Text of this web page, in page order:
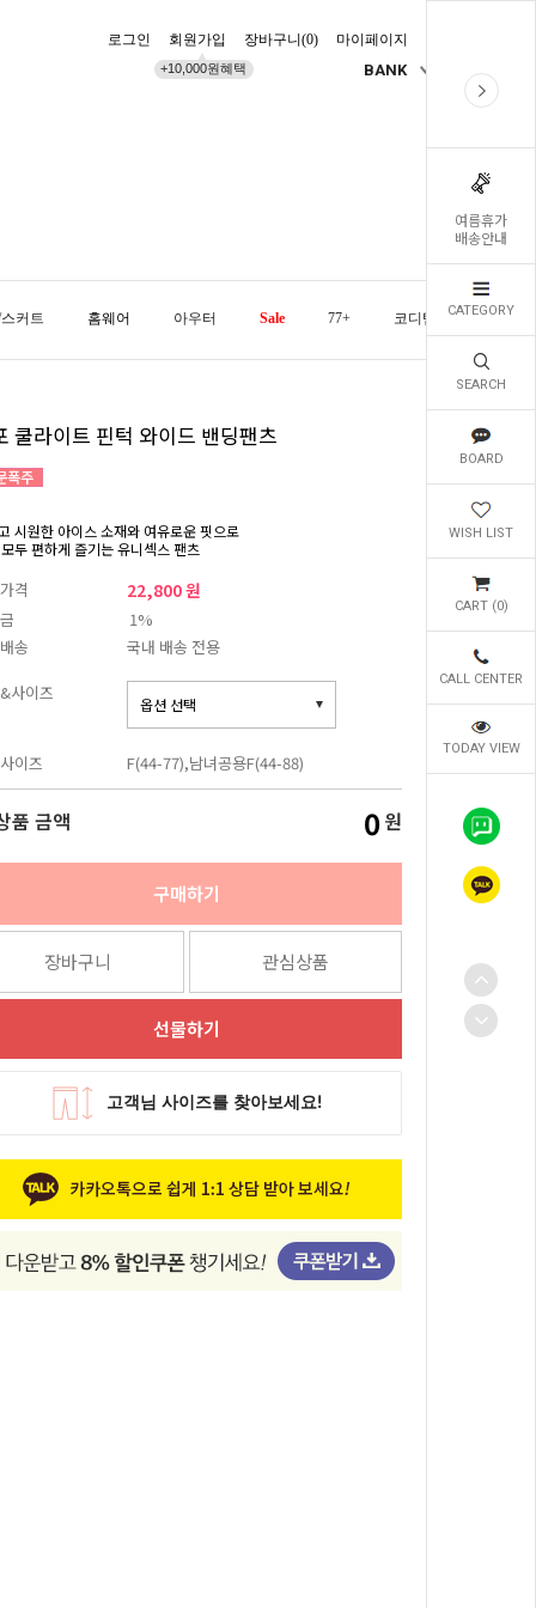
여름휴가
배송안내
CATEGORY
SEARCH
BOARD
WISH LIST
CART (0)
CALL CENTER
TODAY VIEW
로그인 회원가입
+10,000원혜택
장바구니(0) 마이페이지
BANK
커트 홈웨어 아우터 Sale 77+ 코디템 오늘발송
쿨라이트 핀턱 와이드 밴딩팬츠
시원한 아이스 소재와 여유로운 핏으로
두 편하게 즐기는 유니섹스 팬츠
격 22,800 원
1%
송
국내 배송 전용
사이즈
이즈 F(44-77),남녀공용F(44-88)
품 금액 0 원
구매하기
장바구니 관심상품
선물하기